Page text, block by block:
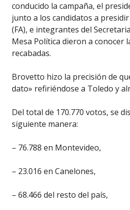
conducido la campaña, el
junto a los candidatos a
(FA), e integrantes del
Mesa Política dieron a conocer
recabadas.
Brovetto hizo la precisión de
dato» refiriéndose a Toledo y
Del total de 170.770 votos, se
siguiente manera:
– 76.788 en Montevideo,
– 23.016 en Canelones,
– 68.466 del resto del país,